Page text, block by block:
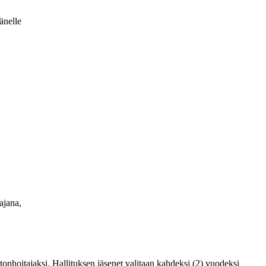
Hallituksen jäsenet valitaan kahdeksi (2) vuodeksi